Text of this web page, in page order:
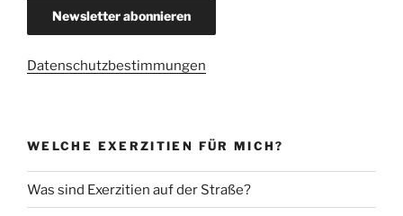
Datenschutzbestimmungen
WELCHE EXERZITIEN FÜR MICH?
Was sind Exerzitien auf der Straße?